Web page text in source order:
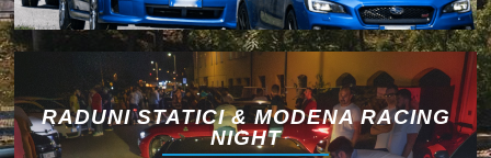
RADUNI STATICI & MODENA RACING
NIGHT